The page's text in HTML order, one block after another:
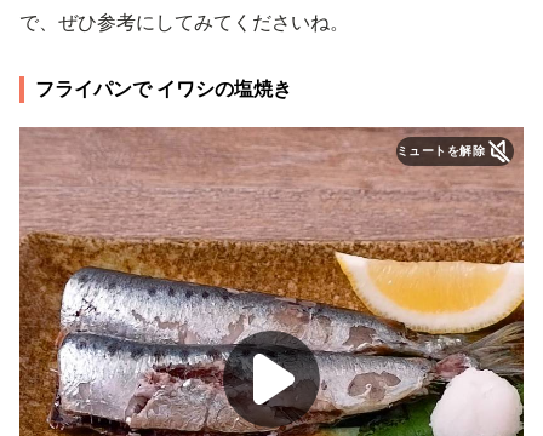
で、ぜひ参考にしてみてくださいね。
フライパンで イワシの塩焼き
ミュートを解除